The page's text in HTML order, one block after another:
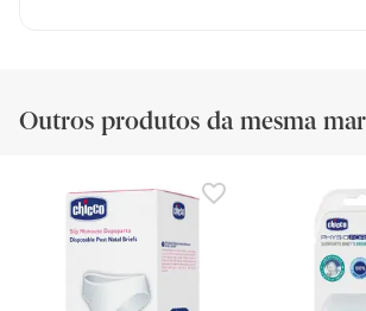
Outros produtos da mesma